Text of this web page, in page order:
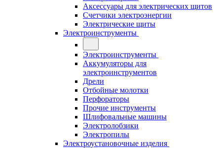
Аксессуары для электрических щитов
Счетчики электроэнергии
Электрические щиты
Электроинструменты
Электроинструменты
Аккумуляторы для
электроинструментов
Дрели
Отбойные молотки
Перфораторы
Прочие инструменты
Шлифовальные машины
Электролобзики
Электропилы
Электроустановочные изделия